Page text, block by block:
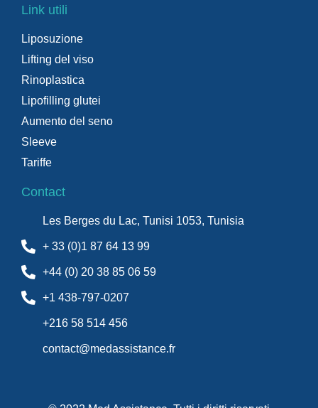
Link utili
Liposuzione
Lifting del viso
Rinoplastica
Lipofilling glutei
Aumento del seno
Sleeve
Tariffe
Contact
Les Berges du Lac, Tunisi 1053, Tunisia
+ 33 (0)1 87 64 13 99
+44 (0) 20 38 85 06 59
+1 438-797-0207
+216 58 514 456
contact@medassistance.fr